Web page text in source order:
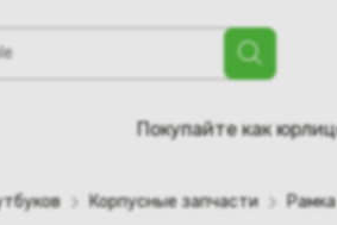
Покупайте как
G50-30, G50-45, G50-70,
AP0TH000220)
Корпусные запчасти